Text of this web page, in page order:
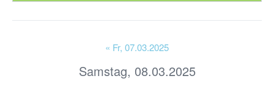
« Fr, 07.03.2025
Samstag, 08.03.2025